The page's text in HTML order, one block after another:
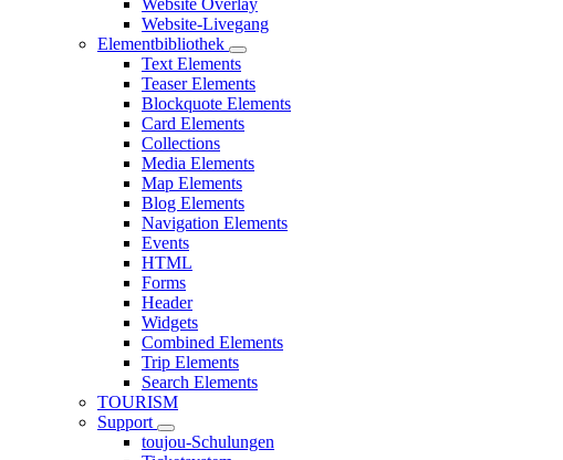
Website-Livegang
Elementbibliothek
Text Elements
Teaser Elements
Blockquote Elements
Card Elements
Collections
Media Elements
Map Elements
Blog Elements
Navigation Elements
Events
HTML
Forms
Header
Widgets
Combined Elements
Trip Elements
Search Elements
TOURISM
Support
toujou-Schulungen